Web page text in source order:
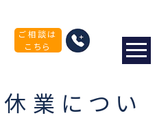
ご相談は
こちら
ついて
業につい